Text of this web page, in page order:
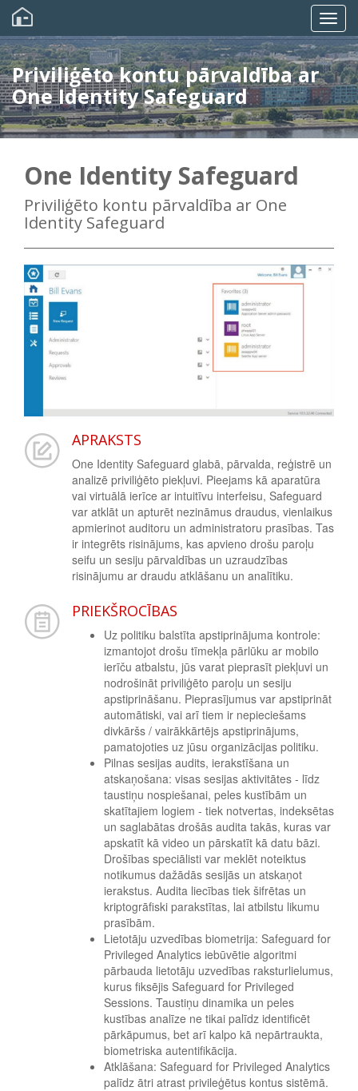
Pārlekt
galveno
saturu
Priviliģēto kontu pārvaldība ar
One Identity Safeguard
One Identity Safeguard
Priviliģēto kontu pārvaldība ar One
Identity Safeguard
APRAKSTS
One Identity Safeguard glabā, pārvalda, reģistrē un
analizē priviliģēto piekļuvi. Pieejams kā aparatūra
vai virtuālā ierīce ar intuitīvu interfeisu, Safeguard
var atklāt un apturēt nezināmus draudus, vienlaikus
apmierinot auditoru un administratoru prasības. Tas
ir integrēts risinājums, kas apvieno drošu paroļu
seifu un sesiju pārvaldības un uzraudzības
risinājumu ar draudu atklāšanu un analītiku.
PRIEKŠROCĪBAS
Uz politiku balstīta apstiprinājuma kontrole:
izmantojot drošu tīmekļa pārlūku ar mobilo
ierīču atbalstu, jūs varat pieprasīt piekļuvi un
nodrošināt priviliģēto paroļu un sesiju
apstiprināšanu. Pieprasījumus var apstiprināt
automātiski, vai arī tiem ir nepieciešams
divkāršs / vairākkārtējs apstiprinājums,
pamatojoties uz jūsu organizācijas politiku.
Pilnas sesijas audits, ierakstīšana un
atskaņošana: visas sesijas aktivitātes - līdz
taustiņu nospiešanai, peles kustībām un
skatītajiem logiem - tiek notvertas, indeksētas
un saglabātas drošās audita takās, kuras var
apskatīt kā video un pārskatīt kā datu bāzi.
Drošības speciālisti var meklēt noteiktus
notikumus dažādās sesijās un atskaņot
ierakstus. Audita liecības tiek šifrētas un
kriptogrāfiski parakstītas, lai atbilstu likumu
prasībām.
Lietotāju uzvedības biometrija: Safeguard for
Privileged Analytics iebūvētie algoritmi
pārbauda lietotāju uzvedības raksturlielumus,
kurus fiksējis Safeguard for Privileged
Sessions. Taustiņu dinamika un peles
kustības analīze ne tikai palīdz identificēt
pārkāpumus, bet arī kalpo kā nepārtraukta,
biometriska autentifikācija.
Atklāšana: Safeguard for Privileged Analytics
palīdz ātri atrast privileģētus kontus sistēmā.